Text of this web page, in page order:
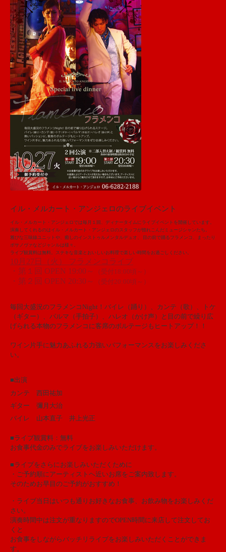
イル・メルカート・アンジェロのライブイベント
イル・メルカート・アンジェロでは毎月１回、ディナータイムにライブイベントを開催しています。
演奏してくれるのはイル・メルカート・アンジェロのスタッフが惚れこんだミュージシャンたち。
雅びな三味線ユニットや、癒しのインストゥルメンタルデュオ、 目の前で踊るフラメンコ、まったり
ボサノヴァなどジャンルは様々。
ライブ観賞料は無料。ステキな音楽とおいしいお料理で楽しい時間をお過ごしください。
10月27日（火） フラメンコライブ
・第１回 OPEN 19:00～
（受付18:00頃～）
・第２回 OPEN 20:30～ （受付20:00頃～）
毎回大盛況のフラメンコNight！バイレ（踊り）、カンテ（歌）、トケ
（ギター）、パルマ（手拍子）、ハレオ（かけ声）と目の前で繰り広
げられる本物のフラメンコに客席のボルテージもヒートアップ！！
ワイン片手に魅力あふれる力強いパフォーマンスをお楽しみくださ
い。
■出演
カンテ 西田祐加
ギター 彌月大治
バイレ 山本直子 井上光正
■ライブ観賞料：無料
お食事代金のみでライブをお楽しみいただけます。
■ライブをさらにお楽しみいただくために
・ご予約順にアーティストヘ近いお席をご案内致します。
そのためお早目のご予約がおすすめ！
・ライブ当日はいつも通りお好きなお食事、お飲み物をお楽しみくだ
さい。
演奏時間中は注文が重なりますのでOPEN時間に来店して注文してお
くと
お食事をしながらバッチリライブをお楽しみいただくことができま
す。